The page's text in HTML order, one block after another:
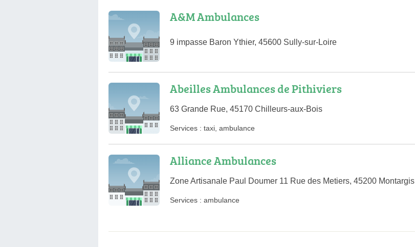
A&M Ambulances
9 impasse Baron Ythier, 45600 Sully-sur-Loire
Abeilles Ambulances de Pithiviers
63 Grande Rue, 45170 Chilleurs-aux-Bois
Services : taxi ambulance
Alliance Ambulances
Zone Artisanale Paul Doumer 11 Rue des Metiers, 45200 Montargis
Services : ambulance